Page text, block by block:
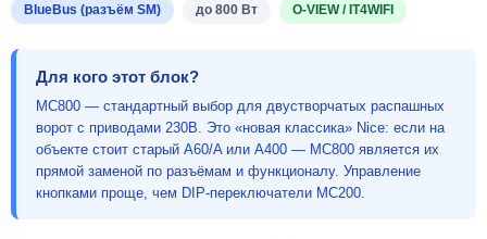
BlueBus (разъём SM) до 800 Вт O-VIEW / IT4WIFI
Для кого этот блок?
MC800 — стандартный выбор для двустворчатых распашных
ворот с приводами 230В. Это «новая классика» Nice: если на
объекте стоит старый A60/A или A400 — MC800 является их
прямой заменой по разъёмам и функционалу. Управление
кнопками проще, чем DIP-переключатели MC200.